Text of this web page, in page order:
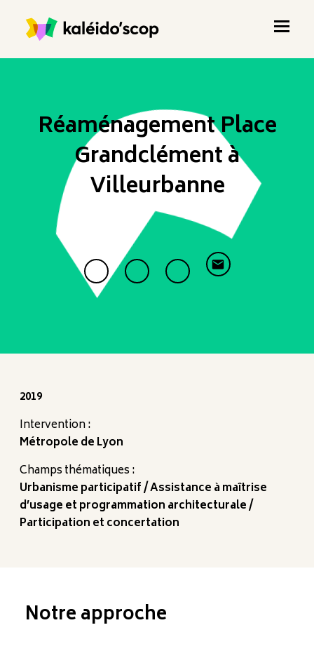
Réaménagement Place
Grandclément à
Villeurbanne
2019
Intervention :
Métropole de Lyon
Champs thématiques :
Urbanisme participatif Assistance à maîtrise
d’usage et programmation architecturale
Participation et concertation
Notre approche